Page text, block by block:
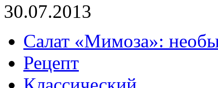
30.07.2013
Салат «Мимоза»:
Рецепт